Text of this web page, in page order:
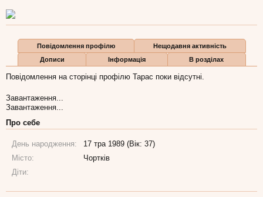
Повідомлення профілю
Нещодавня активність
Дописи
Інформація В розділах
Повідомлення на сторінці профілю Тарас поки відсутні.
Завантаження...
Завантаження...
Про себе
День народження:
17 тра 1989 (Вік: 37)
Місто:
Чортків
Діти: